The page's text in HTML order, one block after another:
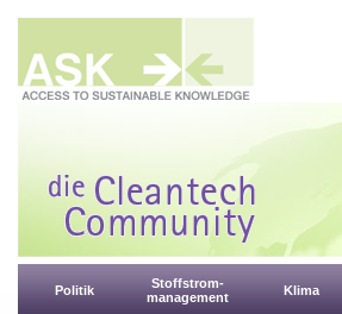
Politik
Stoffstrom-
management
Klima